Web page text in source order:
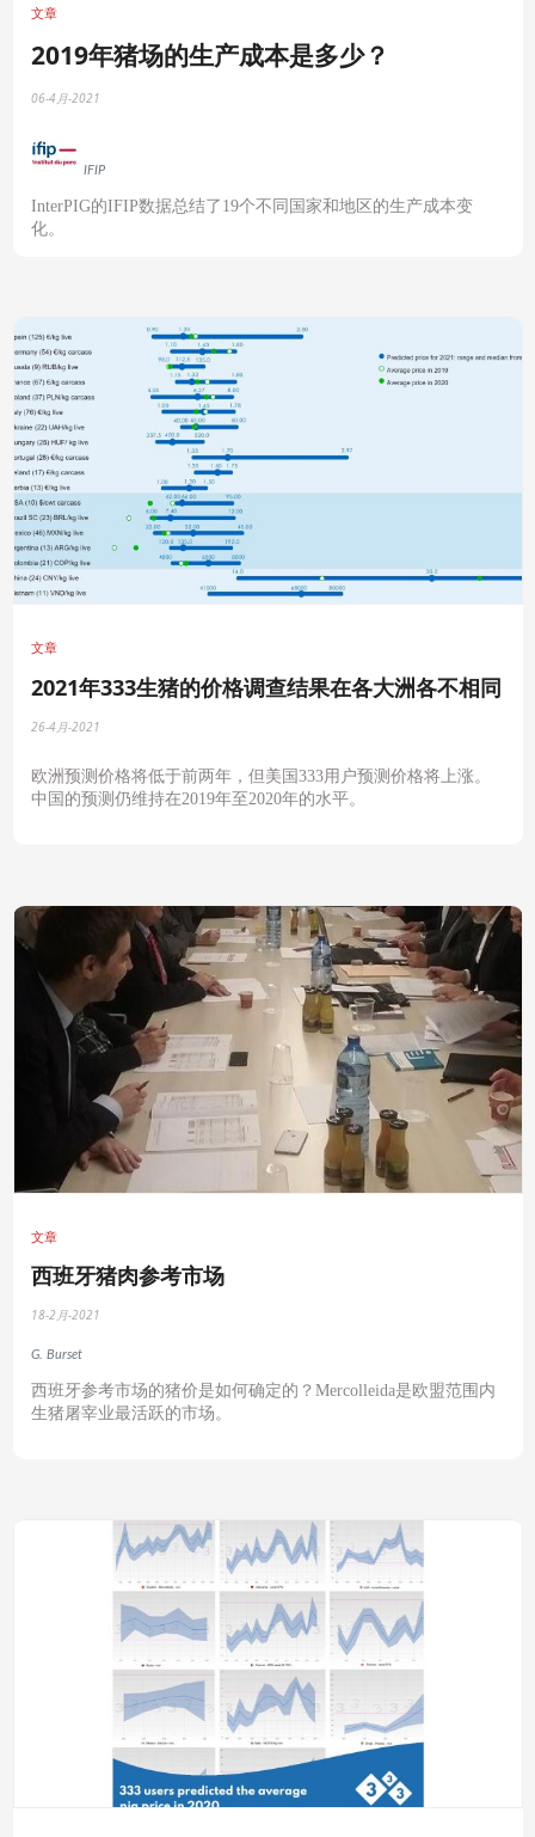
文章
2019年猪场的生产成本是多少？
06-4月-2021
IFIP
InterPIG的IFIP数据总结了 19个不同国家和地区的生产成本变
化。
文章
2021年333生猪的价格调查结果在各大洲各不相同
26-4月-2021
欧洲预测价格将低于前两年，但美国 333用户预测价格将上涨。
中国的预测仍维持在2019年至2020年的水平。
文章
西班牙猪肉参考市场
18-2月-2021
G. Burset
西班牙参考市场的猪价是如何确定的？ Mercolleida是欧盟范围内
生猪屠宰业最活跃的市场。